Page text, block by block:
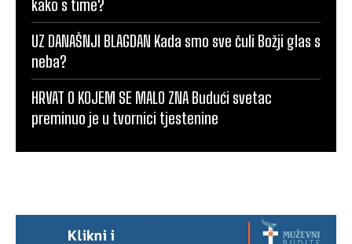
kako s time?
UZ DANAŠNJI BLAGDAN Kada smo sve čuli Božji glas s
neba?
HRVAT O KOJEM SE MALO ZNA Budući svetac
preminuo je u tvornici tjestenine